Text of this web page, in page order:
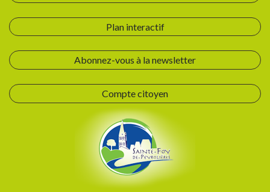
Plan interactif
Abonnez-vous à la newsletter
Compte citoyen